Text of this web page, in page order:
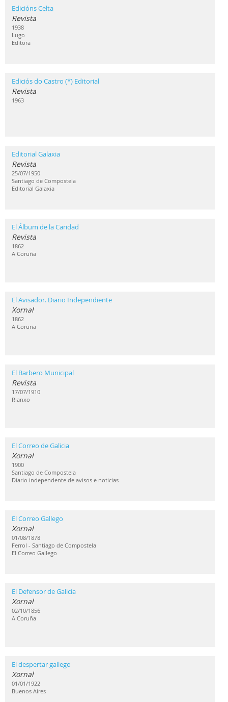
Edicións Celta
Revista
1938
Lugo
Editora
Ediciós do Castro (*) Editorial
Revista
1963
Editorial Galaxia
Revista
25/07/1950
Santiago de Compostela
Editorial Galaxia
El Álbum de la Caridad
Revista
1862
A Coruña
El Avisador. Diario Independiente
Xornal
1862
A Coruña
El Barbero Municipal
Revista
17/07/1910
Rianxo
El Correo de Galicia
Xornal
1900
Santiago de Compostela
Diario independente de avisos e noticias
El Correo Gallego
Xornal
01/08/1878
Ferrol - Santiago de Compostela
El Correo Gallego
El Defensor de Galicia
Xornal
02/10/1856
A Coruña
El despertar gallego
Xornal
01/01/1922
Buenos Aires